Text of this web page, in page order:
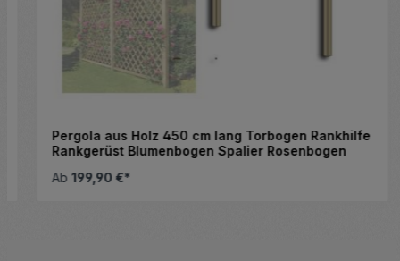
Pergola aus Holz 450 cm lang Torbogen Rankhilfe
Rankgerüst Blumenbogen Spalier Rosenbogen
Ab199,90 €*